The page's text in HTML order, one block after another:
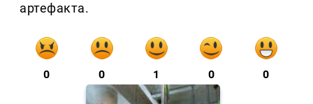
артефакта.
0 0 1 0 0